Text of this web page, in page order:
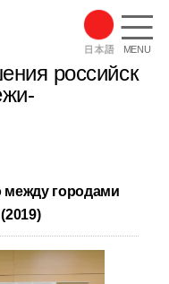
MENU
российск
городами